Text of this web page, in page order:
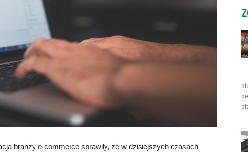
branży e-commerce sprawiły, że w dzisiejszych czasach